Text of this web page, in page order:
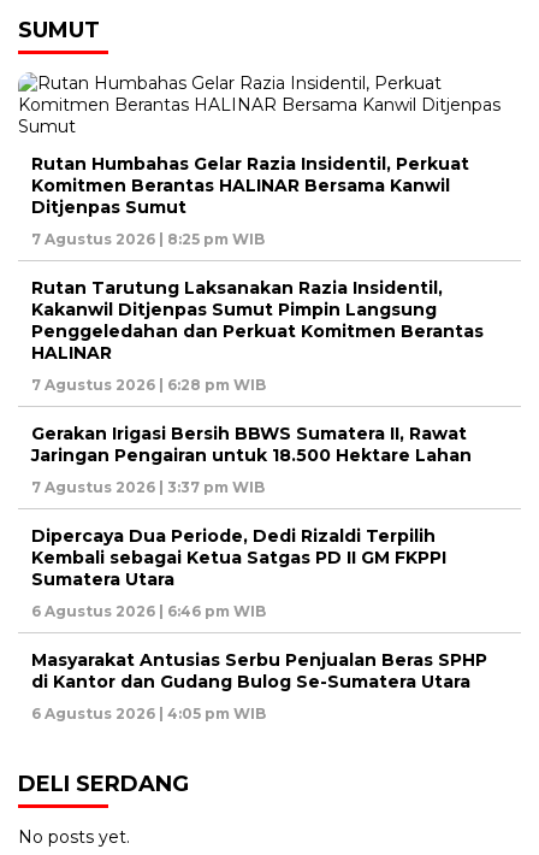
SUMUT
Rutan Humbahas Gelar Razia Insidentil, Perkuat
Komitmen Berantas HALINAR Bersama Kanwil
Ditjenpas Sumut
7 Agustus 2026 | 8:25 pm WIB
Rutan Tarutung Laksanakan Razia Insidentil,
Kakanwil Ditjenpas Sumut Pimpin Langsung
Penggeledahan dan Perkuat Komitmen Berantas
HALINAR
7 Agustus 2026 | 6:28 pm WIB
Gerakan Irigasi Bersih BBWS Sumatera II, Rawat
Jaringan Pengairan untuk 18.500 Hektare Lahan
7 Agustus 2026 | 3:37 pm WIB
Dipercaya Dua Periode, Dedi Rizaldi Terpilih
Kembali sebagai Ketua Satgas PD II GM FKPPI
Sumatera Utara
6 Agustus 2026 | 6:46 pm WIB
Masyarakat Antusias Serbu Penjualan Beras SPHP
di Kantor dan Gudang Bulog Se-Sumatera Utara
6 Agustus 2026 | 4:05 pm WIB
DELI SERDANG
No posts yet.